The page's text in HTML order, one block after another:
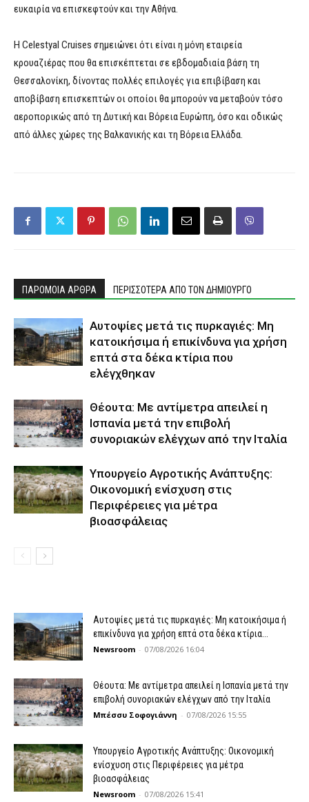
ευκαιρία να επισκεφτούν και την Αθήνα.
Η Celestyal Cruises σημειώνει ότι είναι η μόνη εταιρεία
κρουαζιέρας που θα επισκέπτεται σε εβδομαδιαία βάση τη
Θεσσαλονίκη, δίνοντας πολλές επιλογές για επιβίβαση και
αποβίβαση επισκεπτών οι οποίοι θα μπορούν να μεταβούν τόσο
αεροπορικώς από τη Δυτική και Βόρεια Ευρώπη, όσο και οδικώς
από άλλες χώρες της Βαλκανικής και τη Βόρεια Ελλάδα.
ΠΑΡΟΜΟΙΑ ΑΡΘΡΑ ΠΕΡΙΣΣΟΤΕΡΑ ΑΠΟ ΤΟΝ ΔΗΜΙΟΥΡΓΟ
Αυτοψίες μετά τις πυρκαγιές: Μη
κατοικήσιμα ή επικίνδυνα για χρήση
επτά στα δέκα κτίρια που
ελέγχθηκαν
Θέουτα: Με αντίμετρα απειλεί η
Ισπανία μετά την επιβολή
συνοριακών ελέγχων από την Ιταλία
Υπουργείο Αγροτικής Ανάπτυξης:
Οικονομική ενίσχυση στις
Περιφέρειες για μέτρα
βιοασφάλειας
Αυτοψίες μετά τις πυρκαγιές: Μη κατοικήσιμα ή
επικίνδυνα για χρήση επτά στα δέκα κτίρια...
Newsroom - 07/08/2026 16:04
Θέουτα: Με αντίμετρα απειλεί η Ισπανία μετά την
επιβολή συνοριακών ελέγχων από την Ιταλία
Μπέσσυ Σοφογιάννη - 07/08/2026 15:55
Υπουργείο Αγροτικής Ανάπτυξης: Οικονομική
ενίσχυση στις Περιφέρειες για μέτρα
βιοασφάλειας
Newsroom - 07/08/2026 15:41